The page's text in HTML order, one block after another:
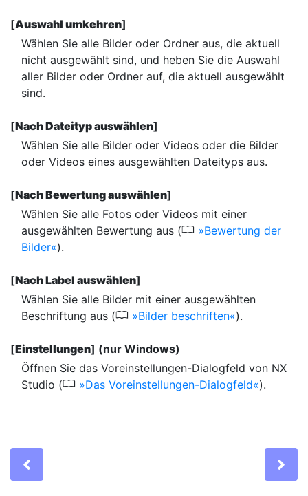
[Auswahl umkehren]
Wählen Sie alle Bilder oder Ordner aus, die aktuell
nicht ausgewählt sind, und heben Sie die Auswahl
aller Bilder oder Ordner auf, die aktuell ausgewählt
sind.
[Nach Dateityp auswählen]
Wählen Sie alle Bilder oder Videos oder die Bilder
oder Videos eines ausgewählten Dateityps aus.
[Nach Bewertung auswählen]
Wählen Sie alle Fotos oder Videos mit einer
ausgewählten Bewertung aus (0
Bewertung der
Bilder ).
[Nach Label auswählen]
Wählen Sie alle Bilder mit einer ausgewählten
Beschriftung aus (0 Bilder beschriften ).
[Einstellungen] (nur Windows)
Öffnen Sie das Voreinstellungen-Dialogfeld von NX
Studio (0 Das Voreinstellungen-Dialogfeld ).